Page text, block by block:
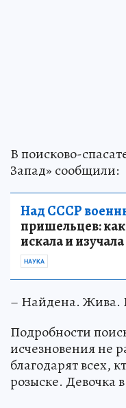
В поисково-
Запад» сообщили:
Над СССР
пришельцев: как
искала и
НАУКА
– Найдена. Жива.
Подробности
исчезновения не
благодарят всех,
розыске. Девочка